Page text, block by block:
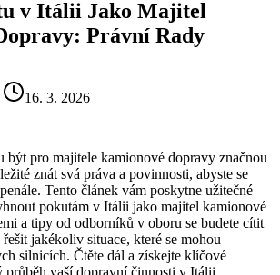
v Itálii Jako Majitel
Právní Rady
16. 3. 2026
být pro majitele kamionové dopravy značnou
znát svá práva a povinnosti, abyste se
Tento článek vám poskytne užitečné
pokutám v Itálii jako majitel kamionové
a tipy od odborníků v oboru se budete cítit
jakékoliv situace, které se mohou
silnicích. Čtěte dál a získejte klíčové
průběh vaší dopravní činnosti v Itálii.